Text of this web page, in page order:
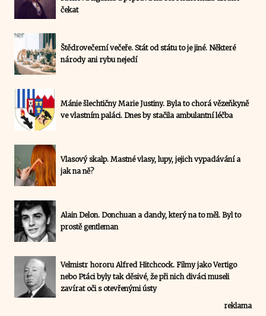
čekat
Štědrovečerní večeře. Stát od státu to je jiné. Některé
národy ani rybu nejedí
Mánie šlechtičny Marie Justiny. Byla to chorá vězeňkyně
ve vlastním paláci. Dnes by stačila ambulantní léčba
Vlasový skalp. Mastné vlasy, lupy, jejich vypadávání a
jak na ně?
Alain Delon. Donchuan a dandy, který na to měl. Byl to
prostě gentleman
Velmistr hororu Alfred Hitchcock. Filmy jako Vertigo
nebo Ptáci byly tak děsivé, že při nich diváci museli
zavírat oči s otevřenými ústy
reklama